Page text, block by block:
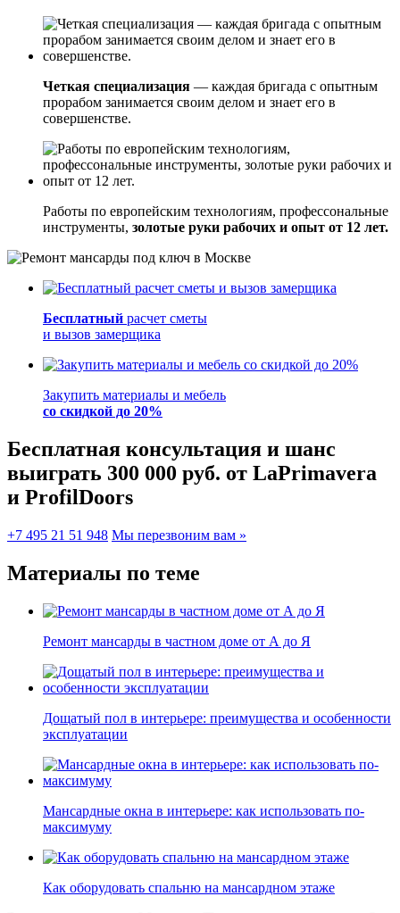
Четкая специализация — каждая бригада с опытным
прорабом занимается своим делом и знает его в
совершенстве.
Работы по европейским технологиям, профессональные
инструменты, золотые руки рабочих и опыт от 12 лет.
Бесплатный расчет сметы
и вызов замерщика
Закупить материалы и мебель
со скидкой до 20%
Бесплатная консультация и шанс
выиграть 300 000 руб. от LaPrimavera
и ProfilDoors
+7 495 21 51 948 Мы перезвоним вам »
Материалы по теме
Ремонт мансарды в частном доме от А до Я
Дощатый пол в интерьере: преимущества и особенности
эксплуатации
Мансардные окна в интерьере: как использовать по-
максимуму
Как оборудовать спальню на мансардном этаже